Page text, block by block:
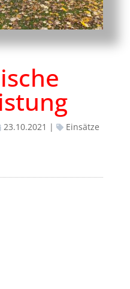
23.10.2021 | Einsätze